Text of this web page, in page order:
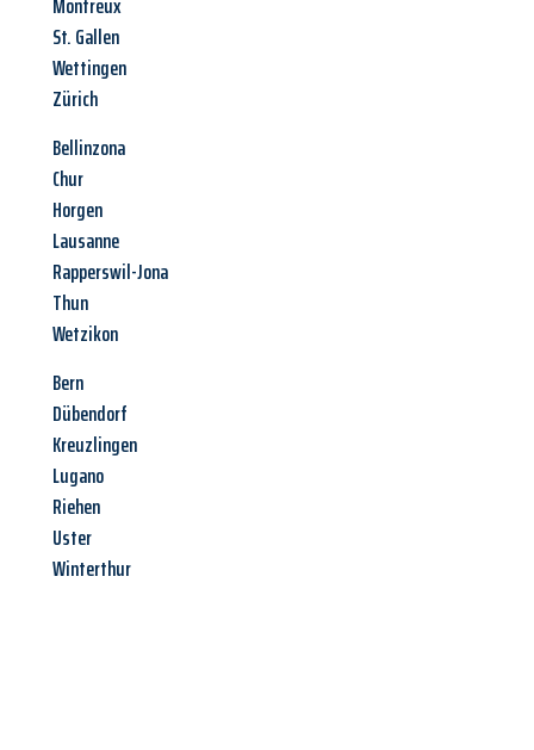
St. Gallen
Wettingen
Zürich
Bellinzona
Chur
Horgen
Lausanne
Rapperswil-Jona
Thun
Wetzikon
Bern
Dübendorf
Kreuzlingen
Lugano
Riehen
Uster
Winterthur